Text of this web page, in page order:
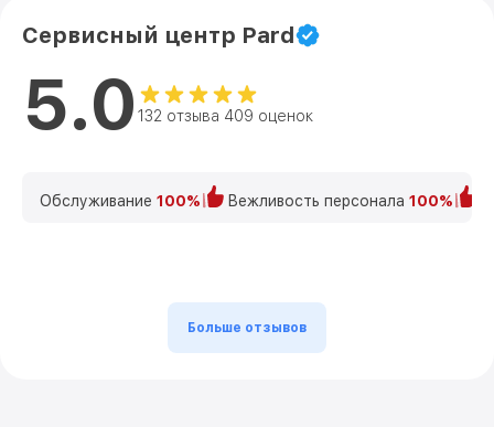
Сервисный центр Pard
5.0 132 отзыва 409 оценок
Обслуживание 100% Вежливость персонала 100%
Больше отзывов